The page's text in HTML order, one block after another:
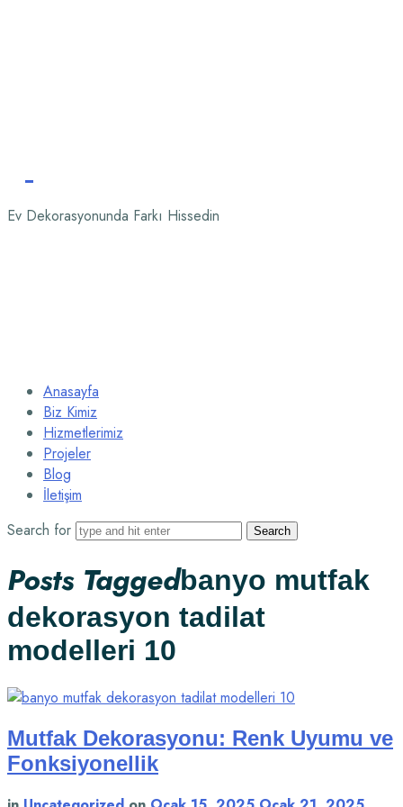
Ev Dekorasyonunda Farkı Hissedin
Anasayfa
Biz Kimiz
Hizmetlerimiz
Projeler
Blog
İletişim
Search for
Posts Taggedbanyo mutfak
dekorasyon tadilat
modelleri 10
Mutfak Dekorasyonu: Renk Uyumu ve
Fonksiyonellik